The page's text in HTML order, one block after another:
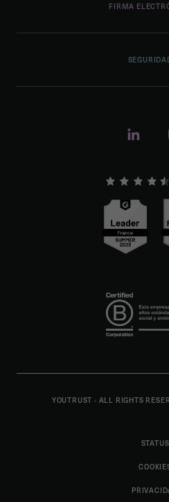
FIRMA
YOUTRUST - ALL RIGHTS
STATUS